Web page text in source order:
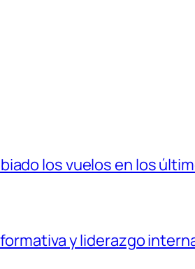
los vuelos en los
y liderazgo